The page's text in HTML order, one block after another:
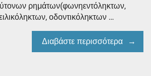
ρημάτων(φωνηεντόληκτων,
οδοντικόληκτων …
Διαβάστε περισσότερα